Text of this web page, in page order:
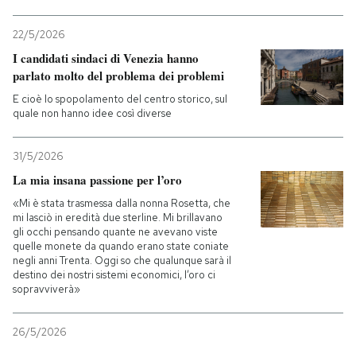
22/5/2026
I candidati sindaci di Venezia hanno
parlato molto del problema dei problemi
E cioè lo spopolamento del centro storico, sul
quale non hanno idee così diverse
31/5/2026
La mia insana passione per l’oro
«Mi è stata trasmessa dalla nonna Rosetta, che
mi lasciò in eredità due sterline. Mi brillavano
gli occhi pensando quante ne avevano viste
quelle monete da quando erano state coniate
negli anni Trenta. Oggi so che qualunque sarà il
destino dei nostri sistemi economici, l’oro ci
sopravviverà»
26/5/2026